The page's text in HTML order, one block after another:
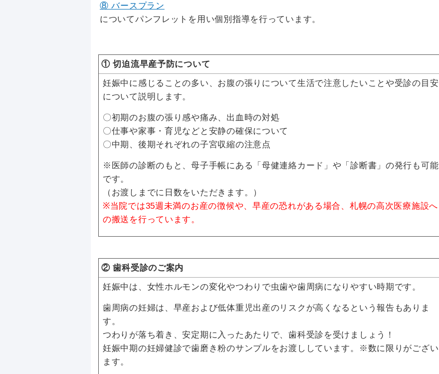
⑧ バースプラン
についてパンフレットを用い個別指導を行っています。
① 切迫流早産予防について
妊娠中に感じることの多い、お腹の張りについて生活で注意したいことや受診の目安
について説明します。
〇初期のお腹の張り感や痛み、出血時の対処
〇仕事や家事・育児などと安静の確保について
〇中期、後期それぞれの子宮収縮の注意点
※医師の診断のもと、母子手帳にある「母健連絡カード」や「診断書」の発行も可能
です。
（お渡しまでに日数をいただきます。）
※当院では35週未満のお産の徴候や、早産の恐れがある場合、札幌の高次医療施設へ
の搬送を行っています。
② 歯科受診のご案内
妊娠中は、女性ホルモンの変化やつわりで虫歯や歯周病になりやすい時期です。
歯周病の妊婦は、早産および低体重児出産のリスクが高くなるという報告もありま
す。
つわりが落ち着き、安定期に入ったあたりで、歯科受診を受けましょう！
妊娠中期の妊婦健診で歯磨き粉のサンプルをお渡ししています。※数に限りがござい
ます。